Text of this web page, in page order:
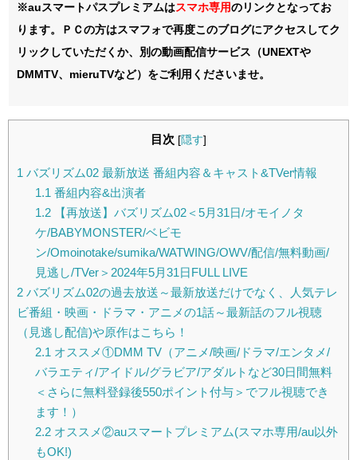
※auスマートパスプレミアムはスマホ専用のリンクとなってお
ります。ＰＣの方はスマフォで再度このブログにアクセスしてク
リックしていただくか、別の動画配信サービス（UNEXTや
DMMTV、mieruTVなど）をご利用くださいませ。
目次 [隠す]
1 バズリズム02 最新放送 番組内容＆キャスト&TVer情報
1.1 番組内容&出演者
1.2【再放送】バズリズム02＜5月31日/オモイノタ
ケ/BABYMONSTER/ベビモ
ン/Omoinotake/sumika/WATWING/OWV/配信/無料動画/
見逃し/TVer＞2024年5月31日FULL LIVE
2 バズリズム02の過去放送～最新放送だけでなく、人気テレ
ビ番組・映画・ドラマ・アニメの1話～最新話のフル視聴
（見逃し配信)や原作はこちら！
2.1 オススメ①DMM TV（アニメ/映画/ドラマ/エンタメ/
バラエティ/アイドル/グラビア/アダルトなど30日間無料
＜さらに無料登録後550ポイント付与＞でフル視聴でき
ます！）
2.2オススメ②auスマートプレミアム(スマホ専用/au以外
もOK!)